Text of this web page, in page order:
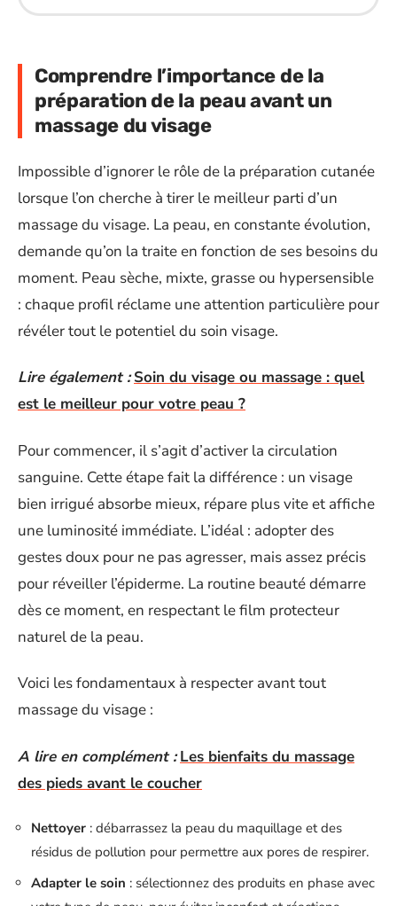
Comprendre l’importance de la
préparation de la peau avant un
massage du visage
Impossible d’ignorer le rôle de la préparation cutanée
lorsque l’on cherche à tirer le meilleur parti d’un
massage du visage. La peau, en constante évolution,
demande qu’on la traite en fonction de ses besoins du
moment. Peau sèche, mixte, grasse ou hypersensible
: chaque profil réclame une attention particulière pour
révéler tout le potentiel du soin visage.
Lire également : Soin du visage ou massage : quel
est le meilleur pour votre peau ?
Pour commencer, il s’agit d’activer la circulation
sanguine. Cette étape fait la différence : un visage
bien irrigué absorbe mieux, répare plus vite et affiche
une luminosité immédiate. L’idéal : adopter des
gestes doux pour ne pas agresser, mais assez précis
pour réveiller l’épiderme. La routine beauté démarre
dès ce moment, en respectant le film protecteur
naturel de la peau.
Voici les fondamentaux à respecter avant tout
massage du visage :
A lire en complément : Les bienfaits du massage
des pieds avant le coucher
Nettoyer : débarrassez la peau du maquillage et des
résidus de pollution pour permettre aux pores de respirer.
Adapter le soin : sélectionnez des produits en phase avec